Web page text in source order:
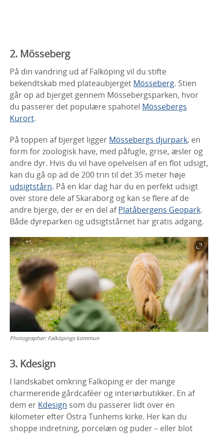
2. Mösseberg
På din vandring ud af Falköping vil du stifte
bekendtskab med plateaubjerget Mösseberg. Stien
går op ad bjerget gennem Mössebergsparken, hvor
du passerer det populære spahotel Mössebergs
Kurort.
På toppen af bjerget ligger Mössebergs djurpark, en
form for zoologisk have, med påfugle, grise, æsler og
andre dyr. Hvis du vil have opelvelsen af en flot udsigt,
kan du gå op ad de 200 trin til det 35 meter høje
udsigtstårn. På en klar dag har du en perfekt udsigt
over store dele af Skaraborg og kan se flere af de
andre bjerge, der er en del afPlatåbergens Geopark.
Både dyreparken og udsigtstårnet har gratis adgang.
Photographer: Falköpings kommun
3. Kdesign
I landskabet omkring Falköping er der mange
charmerende gårdcaféer og interiørbutikker. En af
dem er Kdesign som du passerer lidt over en
kilometer efter Östra Tunhems kirke. Her kan du
shoppe indretning, porcelæn og puder – eller blot